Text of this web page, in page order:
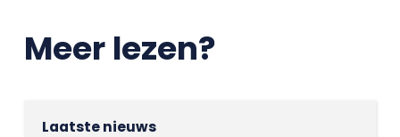
Meer lezen?
Laatste nieuws